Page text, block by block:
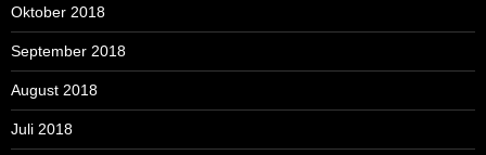
Oktober 2018
September 2018
August 2018
Juli 2018